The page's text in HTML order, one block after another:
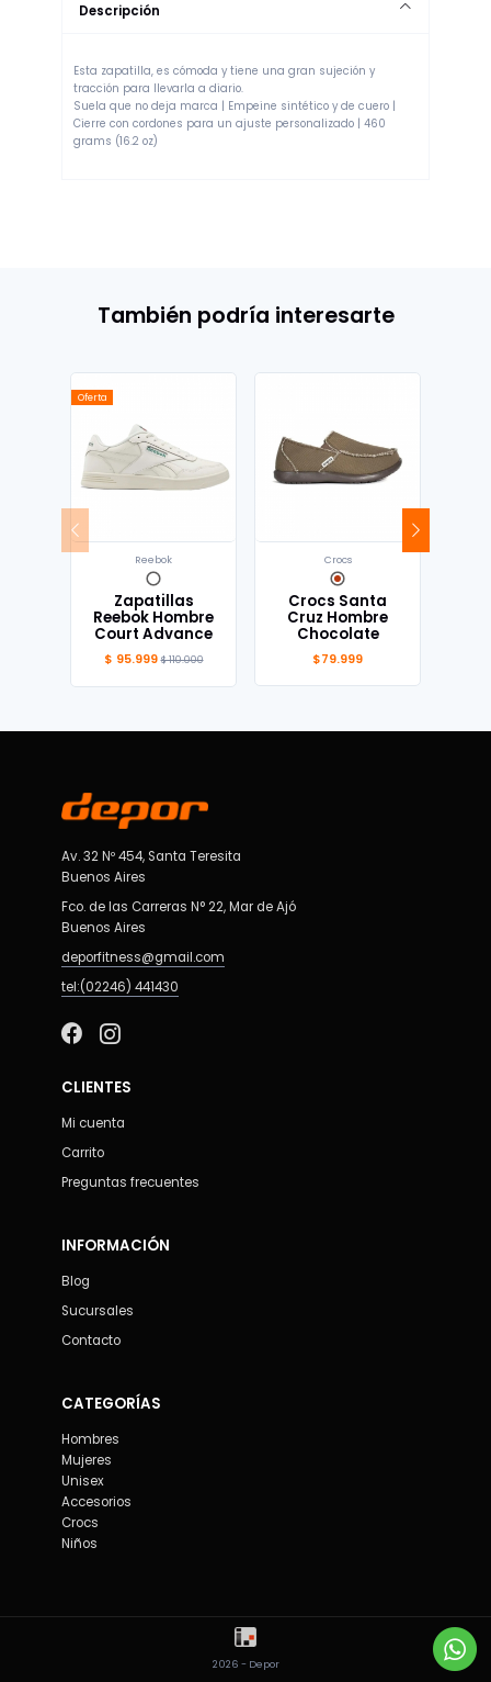
Descripción
Esta zapatilla, es cómoda y tiene una gran sujeción y
tracción para llevarla a diario.
Suela que no deja marca | Empeine sintético y de cuero |
Cierre con cordones para un ajuste personalizado | 460
grams (16.2 oz)
También podría interesarte
Oferta
Reebok
Zapatillas
Reebok Hombre
Court Advance
$ 95.999 $ 110.000
Crocs
Crocs Santa
Cruz Hombre
Chocolate
$79.999
Av. 32 Nº 454, Santa Teresita
Buenos Aires
Fco. de las Carreras N° 22, Mar de Ajó
Buenos Aires
deporfitness@gmail.com
tel:(02246) 441430
CLIENTES
Mi cuenta
Carrito
Preguntas frecuentes
INFORMACIÓN
Blog
Sucursales
Contacto
CATEGORÍAS
Hombres
Mujeres
Unisex
Accesorios
Crocs
Niños
2026 - Depor